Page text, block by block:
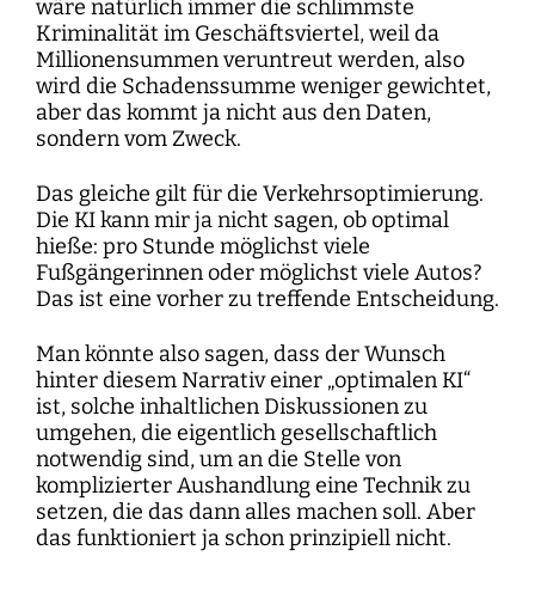
wäre natürlich immer die schlimmste
Kriminalität im Geschäftsviertel, weil da
Millionensummen veruntreut werden, also
wird die Schadenssumme weniger gewichtet,
aber das kommt ja nicht aus den Daten,
sondern vom Zweck.
Das gleiche gilt für die Verkehrsoptimierung.
Die KI kann mir ja nicht sagen, ob optimal
hieße: pro Stunde möglichst viele
Fußgängerinnen oder möglichst viele Autos?
Das ist eine vorher zu treffende Entscheidung.
Man könnte also sagen, dass der Wunsch
hinter diesem Narrativ einer „optimalen KI“
ist, solche inhaltlichen Diskussionen zu
umgehen, die eigentlich gesellschaftlich
notwendig sind, um an die Stelle von
komplizierter Aushandlung eine Technik zu
setzen, die das dann alles machen soll. Aber
das funktioniert ja schon prinzipiell nicht.